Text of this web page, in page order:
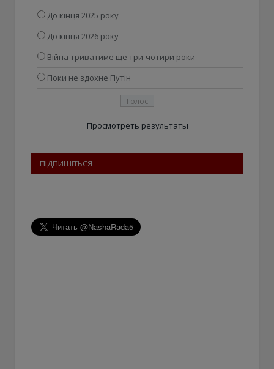
До кінця 2025 року
До кінця 2026 року
Війна триватиме ще три-чотири роки
Поки не здохне Путін
Просмотреть результаты
ПІДПИШІТЬСЯ